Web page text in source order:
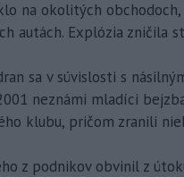
na okolitých
autách. Explózia zničila
sa v súvislosti s
neznámi mladíci
klubu, pričom zranili
z podnikov obvinil z